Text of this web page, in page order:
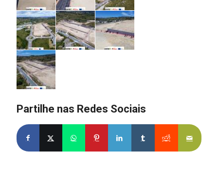
Partilhe nas Redes Sociais